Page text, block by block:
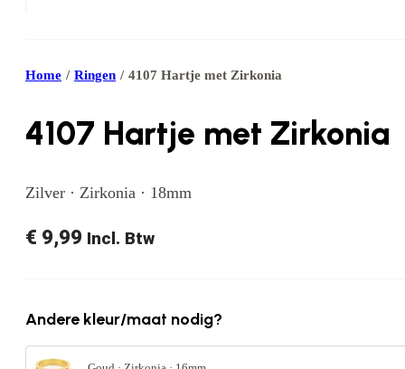
Home / Ringen / 4107 Hartje met Zirkonia
4107 Hartje met Zirkonia
Zilver · Zirkonia · 18mm
€ 9,99 Incl. Btw
Andere kleur/maat nodig?